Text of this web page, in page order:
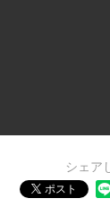
シェア
ポスト